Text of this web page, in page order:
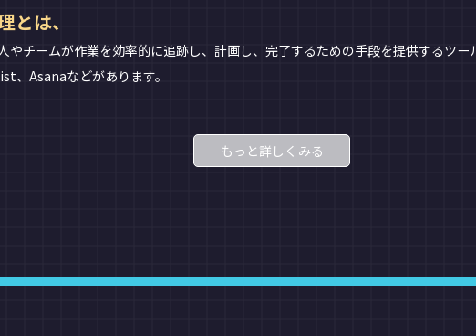
は、
チームが作業を効率的に追跡し、計画し、完了するための手段を提供するツ
Asanaなどがあります。
もっと詳しくみる